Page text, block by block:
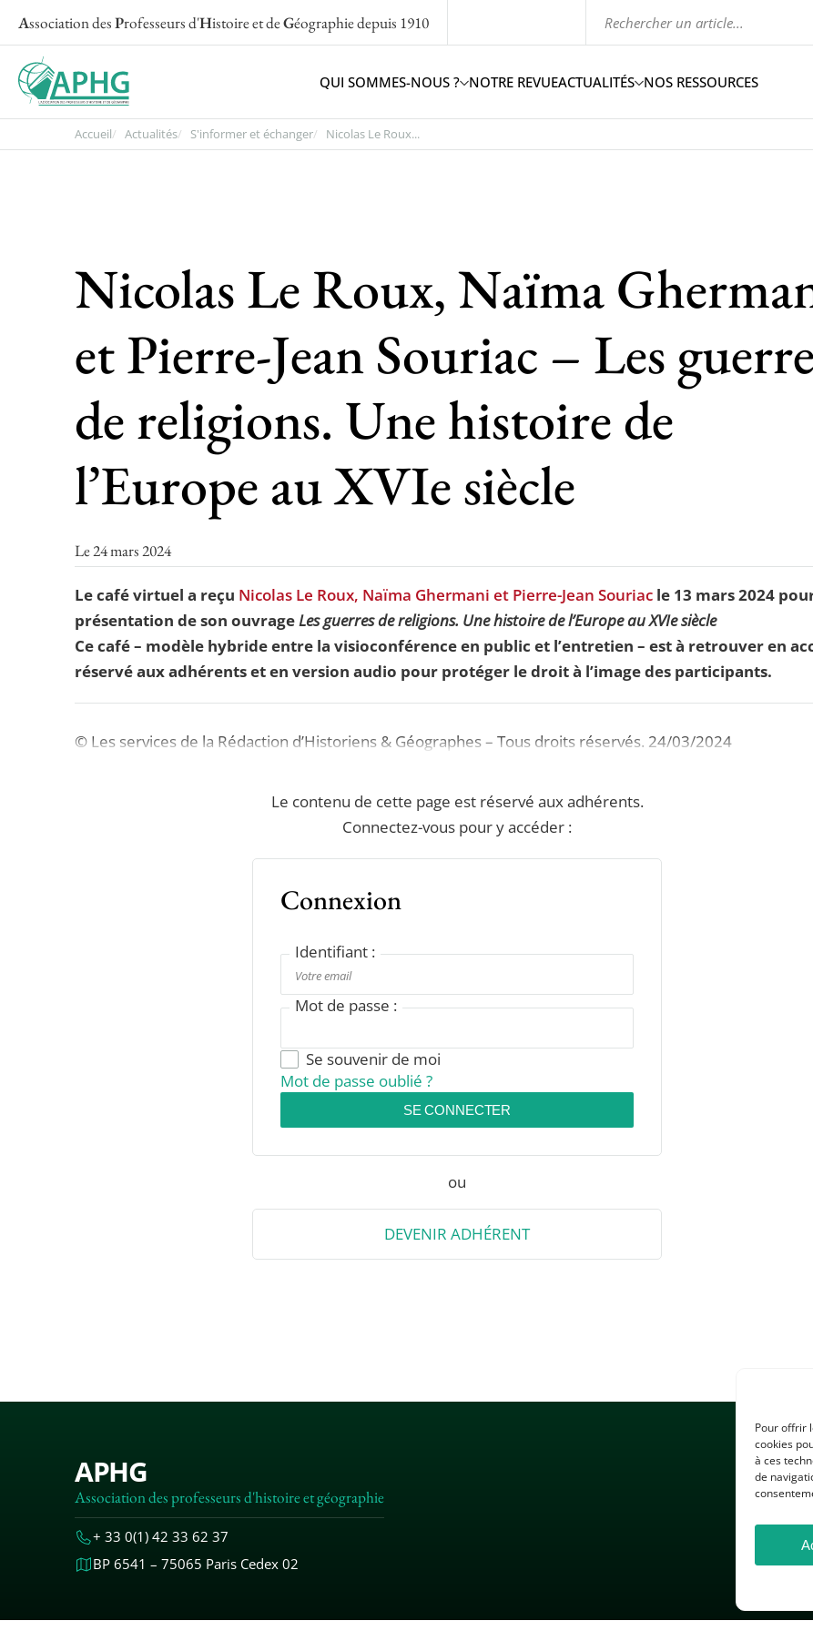
Pour offrir
cookies
à ces
de
Association desProfesseurs d'Histoire et deGéographiedepuis 1910
QUI SOMMES-NOUS ? NOTRE REVUEACTUALITÉS NOS RESSOURCES
Accueil Actualités S'informer et échanger Nicolas Le Roux...
Nicolas Le Roux, Naïma
et Pierre-Jean Souriac – Les
de religions. Une histoire de
l’Europe au XVIe siècle
Le 24 mars 2024
Le café virtuel a reçu Nicolas Le Roux, Naïma Ghermani et Pierre-Jean Souriac le 13 mars 2024
présentation de son ouvrageLes guerres de religions. Une histoire de l’Europe au XVIe siècle
Ce café – modèle hybride entre la visioconférence en public et l’entretien – est à retrouver en
réservé aux adhérents et en version audio pour protéger le droit à l’image des participants.
© Les services de la Rédaction d’Historiens & Géographes – Tous droits réservés. 24/03/2024
Le contenu de cette page est réservé aux adhérents.
Connectez-vous pour y accéder :
Connexion
Identifiant :
Mot de passe :
Se souvenir de moi
Mot de passe oublié ?
SE CONNECTER
ou
DEVENIR ADHÉRENT
APHG
Association des professeurs d'histoire et géographie
+ 33 0(1) 42 33 62 37
BP 6541 – 75065 Paris Cedex 02